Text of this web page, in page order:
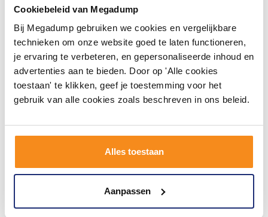
Cookiebeleid van Megadump
Bij Megadump gebruiken we cookies en vergelijkbare
technieken om onze website goed te laten functioneren,
je ervaring te verbeteren, en gepersonaliseerde inhoud en
advertenties aan te bieden. Door op 'Alle cookies
toestaan' te klikken, geef je toestemming voor het
gebruik van alle cookies zoals beschreven in ons beleid.
Alles toestaan
Aanpassen
Badmeubelset BWS Riga
Met Topplaat 120 cm
Walnoot
Vóór 14:00 besteld,
volgende dag in huis!
799,95
529,00
Uitsparingen 120x45 cm
Vóór 14:00 besteld,
volgende dag in huis!
615,90
509,00